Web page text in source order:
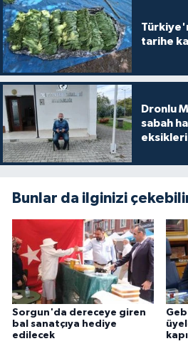
tarihe
Dronlu
sabah
Bunlar da ilginizi
Sorgun'da dereceye giren
bal sanatçıya hediye
edilecek